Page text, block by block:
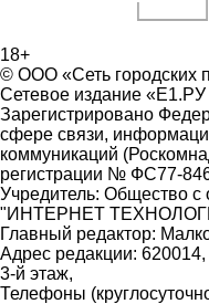
18+
© ООО «Сеть городских
Сетевое издание
Зарегистрировано
сфере связи,
коммуникаций
регистрации № ФС77-
Учредитель: Общество с
"ИНТЕРНЕТ
Главный редактор:
Адрес редакции:
3-й этаж,
Телефоны